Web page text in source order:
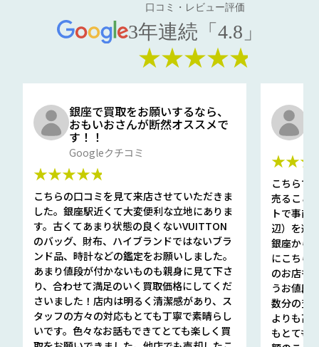
口コミ・レビュー評価
3年連続「4.8」
★★★★★
銀座で買取をお願いするなら、
おもいおさんが断然オススメで
す！！
Googleクチコミ
★★★★★
こちらの口コミを見て来店させていただきま
した。銀座駅近くて大変便利な立地にありま
す。古くてあまり状態の良くないVUITTON
のバッグ、財布、ハイブランドではないブラ
ンド品、時計などの鑑定をお願いしました。
あまり値段が付かないものも親身に見て下さ
り、合わせて満足のいく買取価格にしてくだ
さいました！店内は明るく清潔感があり、ス
タッフの方々の対応もとても丁寧で素晴らし
いです。色々なお話もできてとても楽しく買
こちらで
売ること
トで事前
辺）を選
銀座から
にこちら
のお店も
うお値段
数分の査
よりも高
もとても